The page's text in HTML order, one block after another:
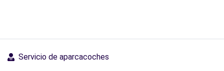
Servicio de aparcacoches